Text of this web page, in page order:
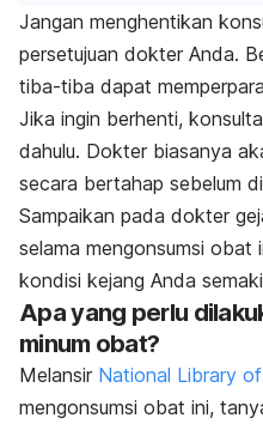
Jangan menghentikan
persetujuan dokter Anda.
tiba-tiba dapat
Jika ingin berhenti,
dahulu. Dokter biasanya
secara bertahap sebelum
Sampaikan pada dokter
selama mengonsumsi obat
kondisi kejang Anda
Apa yang perlu
minum obat?
Melansir National Library
mengonsumsi obat ini,